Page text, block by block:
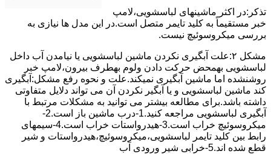
ﺗﺬﮐﺮ:در اﮐﺜﺮ ماشینهای لباسشویی،ﻻﻣﭗ
ﺧﺒﺮ مستقیماً ﺑﻪ ﮐﻠﯿﺪ ﺗﺎﯾﻤﺮ ﻣﺘﺼﻞ اﺳﺖ.در اﯾﻦ مدل ها ﻧﯿﺎزی ﺑﻪ
بررسی ﻣﯿﮑﺮوﺳﻮﺋﯿﭻ نیست.
مشکل ۲:علت آبگیری نکردن ماشین لباسشویی یا نیامدن آب داخل
لباسشویی بهمحض ﺣﺮﮐﺖ دادن وﻟﻮم بهطرف ﺑﯿﺮون،ﻻﻣﭗ ﺧﺒﺮ
روشنشده اﻣﺎ ﻣﺎﺷﯿﻦ آﺑﮕﯿﺮی نمیکند.ﻋﻠﺖ و نحوه رﻓﻊ مشکل:آبگیری
کند ماشین لباسشویی و یا آبگیر نکردن آن می تواند دلایل متفاوتی
داشته باشد.برای مطالعه بیشتر می توانید به مشکلات مرتبط با
آبگیری لباسشویی مراجعه کنید.1-درب ﻣﺎﺷﯿﻦ ﺑﺎز اﺳﺖ.2-
ﻣﯿﮑﺮوﺳﻮﺋﯿﭻ ﺧﺮاب اﺳﺖ.3-ﻫﯿﺪرواﺳﺘﺎت ﺧﺮاب اﺳﺖ.4-سیمهای
راﺑﻂ ﺑﯿﻦ ﮐﻠﯿﺪ ﺗﺎﯾﻤﺮ لباسشویی،ﻣﯿﮑﺮوﺳﻮﺋﯿﭻ،ﻫﯿﺪرواﺳﺘﺎت و ﺷﯿﺮ
ﻗﻄﻊ ﺷﺪه اند.5-خرابی شیر ورودی آب